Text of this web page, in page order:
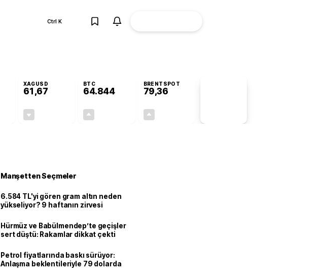
Ctrl K
XAGUSD
61,67
BTC
64.844
BRENTSPOT
79,36
Manşetten Seçmeler
6.584 TL'yi gören gram altın neden
yükseliyor? 9 haftanın zirvesi
Hürmüz ve Babülmendep’te geçişler
sert düştü: Rakamlar dikkat çekti
Petrol fiyatlarında baskı sürüyor:
Anlaşma beklentileriyle 79 dolarda